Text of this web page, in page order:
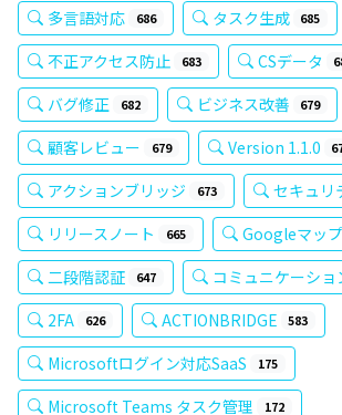
多言語対応 686 タスク生成 685
不正アクセス防止 683 CSデータ
バグ修正 682 ビジネス改善 679
顧客レビュー 679 Version 1.1.0
アクションブリッジ 673 セキュリ
リリースノート 665 Googleマップ
二段階認証 647 コミュニケーショ
2FA 626 ACTIONBRIDGE 583
Microsoftログイン対応SaaS 175
Microsoft Teams タスク管理 172